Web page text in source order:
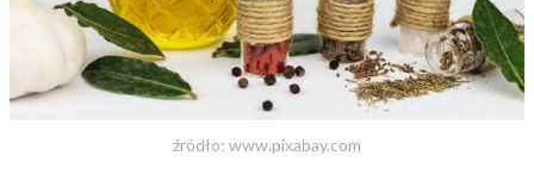
źródło: www.pixabay.com